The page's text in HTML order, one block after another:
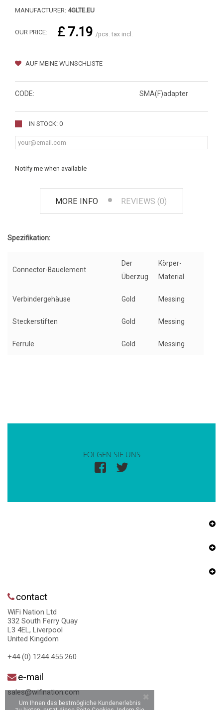
MANUFACTURER: 4GLTE.EU
OUR PRICE: £ 7.19 /pcs. tax incl.
AUF MEINE WUNSCHLISTE
CODE: SMA(F)adapter
IN STOCK: 0
Notify me when available
MORE INFO REVIEWS (0)
Spezifikation:
Connector-Bauelement
Der
Überzug
Körper-
Material
Verbindergehäuse Gold Messing
Steckerstiften Gold Messing
Ferrule Gold Messing
FOLGEN SIE UNS
contact
WiFi Nation Ltd
332 South Ferry Quay
L3 4EL, Liverpool
United Kingdom
+44 (0) 1244 455 260
e-mail
sales@wifination.com
Um Ihnen das bestmögliche Kundenerlebnis